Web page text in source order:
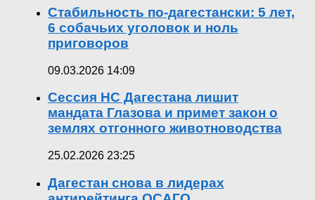
Стабильность по-дагестански: 5 лет,
6 собачьих уголовок и ноль
приговоров
09.03.2026 14:09
Сессия НС Дагестана лишит
мандата Глазова и примет закон о
землях отгонного животноводства
25.02.2026 23:25
Дагестан снова в лидерах